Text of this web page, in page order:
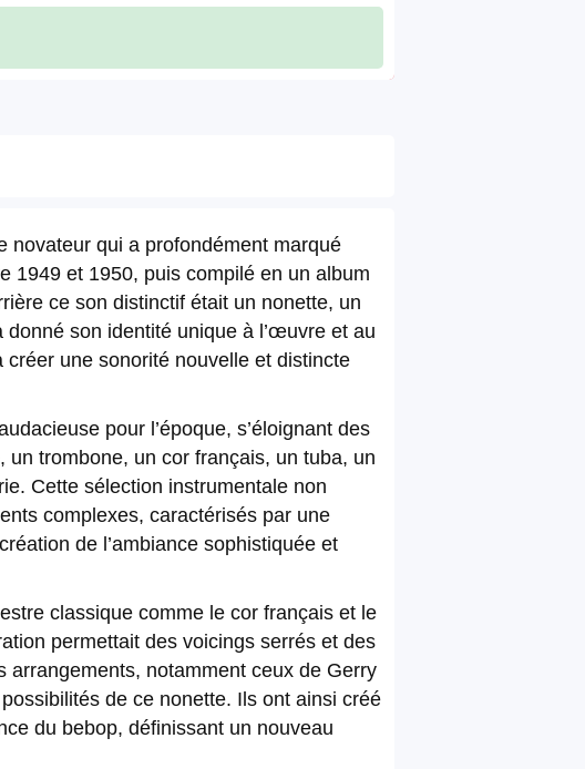
novateur qui a profondément marqué
1949 et 1950, puis compilé en un album
ce son distinctif était un nonette, un
son identité unique à l’œuvre et au
une sonorité nouvelle et distincte
pour l’époque, s’éloignant des
trombone, un cor français, un tuba, un
Cette sélection instrumentale non
complexes, caractérisés par une
de l’ambiance sophistiquée et
classique comme le cor français et le
permettait des voicings serrés et des
arrangements, notamment ceux de Gerry
de ce nonette. Ils ont ainsi créé
du bebop, définissant un nouveau